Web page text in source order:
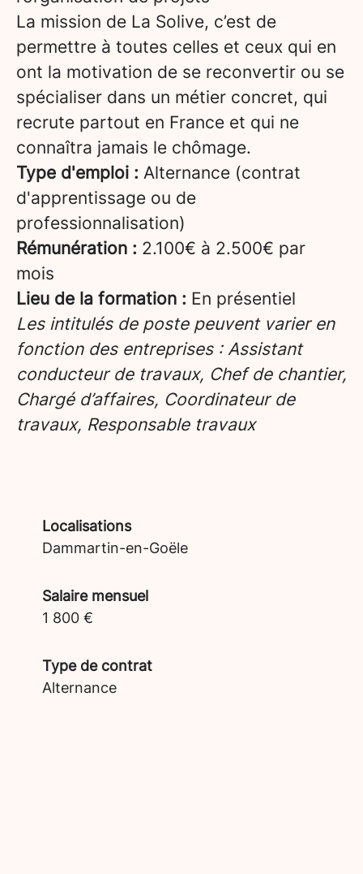
La mission de La Solive, c’est de
permettre à toutes celles et ceux qui en
ont la motivation de se reconvertir ou se
spécialiser dans un métier concret, qui
recrute partout en France et qui ne
connaîtra jamais le chômage.
Type d'emploi : Alternance (contrat
d'apprentissage ou de
professionnalisation)
Rémunération : 2.100€ à 2.500€ par
mois
Lieu de la formation : En présentiel
Les intitulés de poste peuvent varier en
fonction des entreprises : Assistant
conducteur de travaux, Chef de chantier,
Chargé d’affaires, Coordinateur de
travaux, Responsable travaux
Localisations
Dammartin-en-Goële
Salaire mensuel
1 800 €
Type de contrat
Alternance